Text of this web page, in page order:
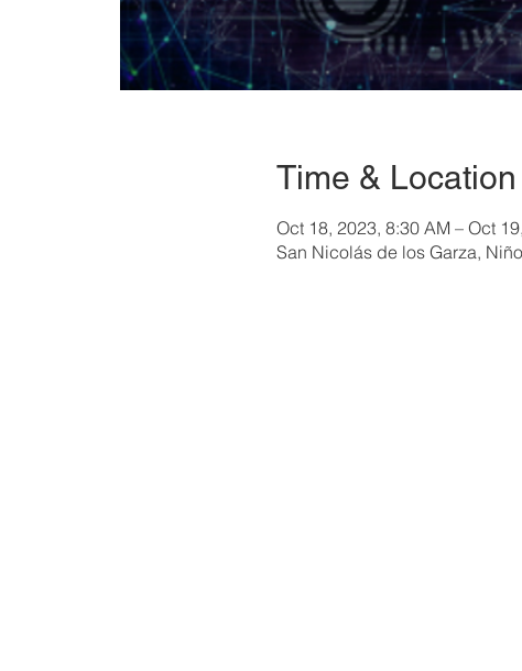
Time & Location
Oct 18, 2023, 8:30 AM – Oct
San Nicolás de los Garza,